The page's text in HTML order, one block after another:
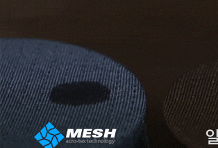
페이코 ID로 페
PAYCO 바로구매